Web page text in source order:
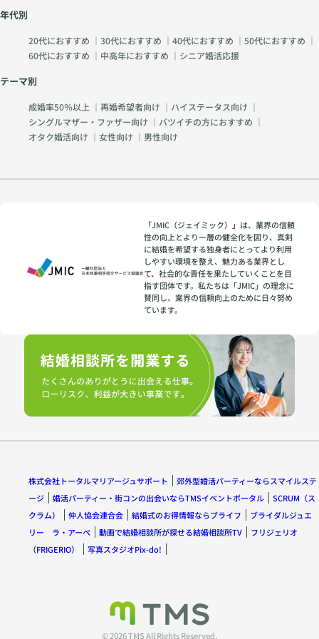
年代別
20代におすすめ ｜ 30代におすすめ ｜ 40代におすすめ ｜ 50代におすすめ ｜
60代におすすめ ｜ 中高年におすすめ ｜ シニア婚活応援
テーマ別
成婚率50％以上 ｜ 再婚希望者向け ｜ ハイステータス向け ｜
シングルマザー・ファザー向け ｜ バツイチの方におすすめ ｜
オタク婚活向け ｜ 女性向け ｜ 男性向け
「JMIC（ジェイミック）」は、業界の信頼
性の向上とより一層の健全化を図り、真剣
に結婚を希望する独身者にとってより利用
しやすい環境を整え、魅力ある業界とし
て、社会的な責任を果たしていくことを目
指す団体です。私たちは「JMIC」の理念に
賛同し、業界の信頼向上のために日々努め
ています。
株式会社トータルマリアージュサポート
郊外型婚活パーティーならスマイルステ
ージ
婚活パーティー・街コンの出会いならTMSイベントポータル
SCRUM（ス
クラム）
仲人協会連合会 結婚式のお得情報ならブライフ
ブライダルジュエ
リー ラ・アーペ
動画で結婚相談所が探せる結婚相談所TV
フリジェリオ
（FRIGERIO）
写真スタジオPix-do!
© 2026 TMS All Rights Reserved.